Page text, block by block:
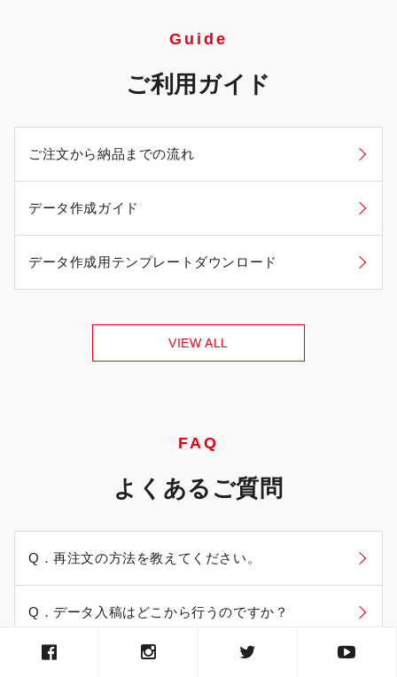
Guide
ご利用ガイド
ご注文から納品までの流れ
データ作成ガイド
データ作成用テンプレートダウンロード
VIEW ALL
FAQ
よくあるご質問
Q．再注文の方法を教えてください。
Q．データ入稿はどこから行うのですか？